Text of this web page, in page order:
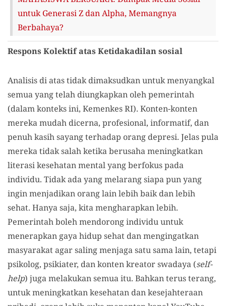
untuk Generasi Z dan Alpha, Memangnya
Berbahaya?
Respons Kolektif atas Ketidakadilan sosial
Analisis di atas tidak dimaksudkan untuk menyangkal
semua yang telah diungkapkan oleh pemerintah
(dalam konteks ini, Kemenkes RI). Konten-konten
mereka mudah dicerna, profesional, informatif, dan
penuh kasih sayang terhadap orang depresi. Jelas pula
mereka tidak salah ketika berusaha meningkatkan
literasi kesehatan mental yang berfokus pada
individu. Tidak ada yang melarang siapa pun yang
ingin menjadikan orang lain lebih baik dan lebih
sehat. Hanya saja, kita mengharapkan lebih.
Pemerintah boleh mendorong individu untuk
menerapkan gaya hidup sehat dan mengingatkan
masyarakat agar saling menjaga satu sama lain, tetapi
psikolog, psikiater, dan konten kreator swadaya (self-
help) juga melakukan semua itu. Bahkan terus terang,
untuk meningkatkan kesehatan dan kesejahteraan